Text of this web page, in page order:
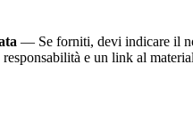
— Se forniti, devi indicare il
e un link al